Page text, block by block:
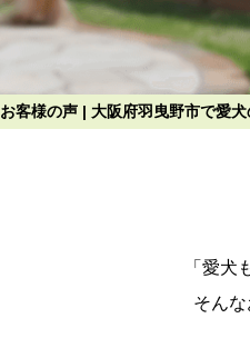
お客様の声 | 大阪府羽曳野市で愛
「愛犬
そん